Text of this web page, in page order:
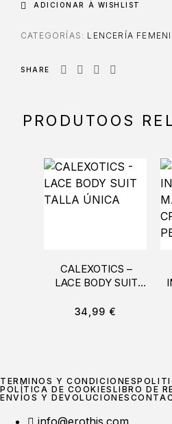
ADICIONAR À WISHLIST
CATEGORÍAS: LENCERÍA
SHARE
PRODUTOOS
CALEXOTICS –
LACE BODY SUIT
34,99 €
TÉRMINOS Y CONDICIONES
POLÍTICA DE COOKIES LIBRO DE
ENVÍOS Y DEVOLUCIONES
info@erothis.com